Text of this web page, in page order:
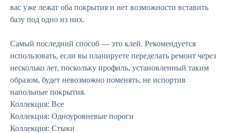
вас уже лежат оба покрытия и нет возможности вставить
базу под одно из них.
Самый последний способ — это клей. Рекомендуется
использовать, если вы планируете переделать ремонт через
несколько лет, поскольку профиль, установленный таким
образом, будет невозможно поменять, не испортив
напольные покрытия.
Коллекция: Все
Коллекция: Одноуровневые пороги
Коллекция: Стыки